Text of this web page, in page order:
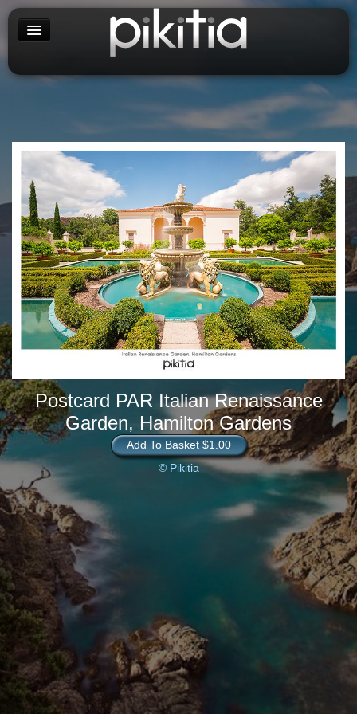
Postcard PAR Italian Renaissance
Garden, Hamilton Gardens
Add To Basket $1.00
© Pikitia